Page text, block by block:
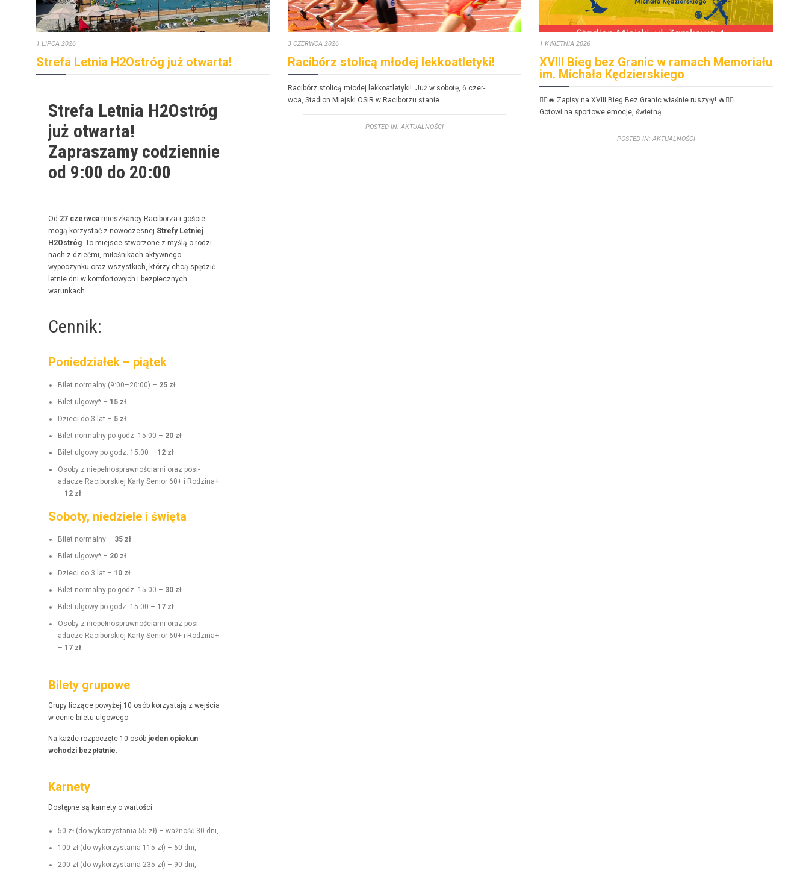
1 LIPCA 2026
Strefa Letnia H2Ostróg już otwarta!
Strefa Letnia H2Ostróg
już otwarta!
Zapraszamy codziennie
od 9:00 do 20:00
Od 27 czer­w­ca mieszkań­cy Raci­borza i goś­cie
mogą korzys­tać z nowoczes­nej Stre­fy Let­niej
H2Ostróg. To miejsce stwor­zone z myślą o rodz­i­
nach z dzieć­mi, miłośnikach akty­wnego
wypoczynku oraz wszys­t­kich, którzy chcą spędz­ić
let­nie dni w kom­for­towych i bez­piecznych
warunkach.
Cennik:
Poniedziałek – piątek
Bilet nor­mal­ny (9:00–20:00) – 25 zł
Bilet ulgo­wy* – 15 zł
Dzieci do 3 lat – 5 zł
Bilet nor­mal­ny po godz. 15:00 – 20 zł
Bilet ulgo­wy po godz. 15:00 – 12 zł
Oso­by z niepełnosprawnoś­ci­a­mi oraz posi­
adacze Raci­borskiej Kar­ty Senior 60+ i Rodz­i­na+
– 12 zł
Soboty, niedziele i święta
Bilet nor­mal­ny – 35 zł
Bilet ulgo­wy* – 20 zł
Dzieci do 3 lat – 10 zł
Bilet nor­mal­ny po godz. 15:00 – 30 zł
Bilet ulgo­wy po godz. 15:00 – 17 zł
Oso­by z niepełnosprawnoś­ci­a­mi oraz posi­
adacze Raci­borskiej Kar­ty Senior 60+ i Rodz­i­na+
– 17 zł
Bilety grupowe
Grupy liczące powyżej 10 osób korzys­ta­ją z wejś­cia
w cenie bile­tu ulgowego.
Na każde rozpoczęte 10 osób jeden opiekun
wchodzi bezpłat­nie.
Karnety
Dostęp­ne są kar­ne­ty o wartości:
50 zł (do wyko­rzys­ta­nia 55 zł) – ważność 30 dni,
100 zł (do wyko­rzys­ta­nia 115 zł) – 60 dni,
200 zł (do wyko­rzys­ta­nia 235 zł) – 90 dni,
3 CZERWCA 2026
Racibórz stolicą młodej lekkoatletyki!
Racibórz stolicą młodej lekkoatle­ty­ki! Już w sobotę, 6 czer­
w­ca, Sta­dion Miejs­ki OSiR w Raci­borzu stanie…
POSTED IN: AKTUALNOŚCI
1 KWIETNIA 2026
XVIII Bieg bez Granic w ramach Memoriału
im. Michała Kędzierskiego
🏃‍♂️🔥 Zapisy na XVIII Bieg Bez Granic właśnie ruszyły! 🔥🏃‍♀️
Gotowi na sportowe emoc­je, świetną…
POSTED IN: AKTUALNOŚCI